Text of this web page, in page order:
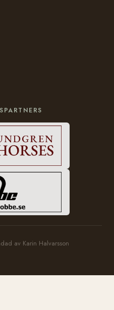
av Karin Halvarsson